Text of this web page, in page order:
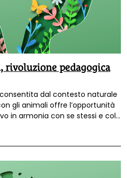
rivoluzione pedagogica
dal contesto naturale
gli animali offre l’opportunità
in armonia con se stessi e col
nel libro "Agrinidi, agriasili e
educativi nella natura".